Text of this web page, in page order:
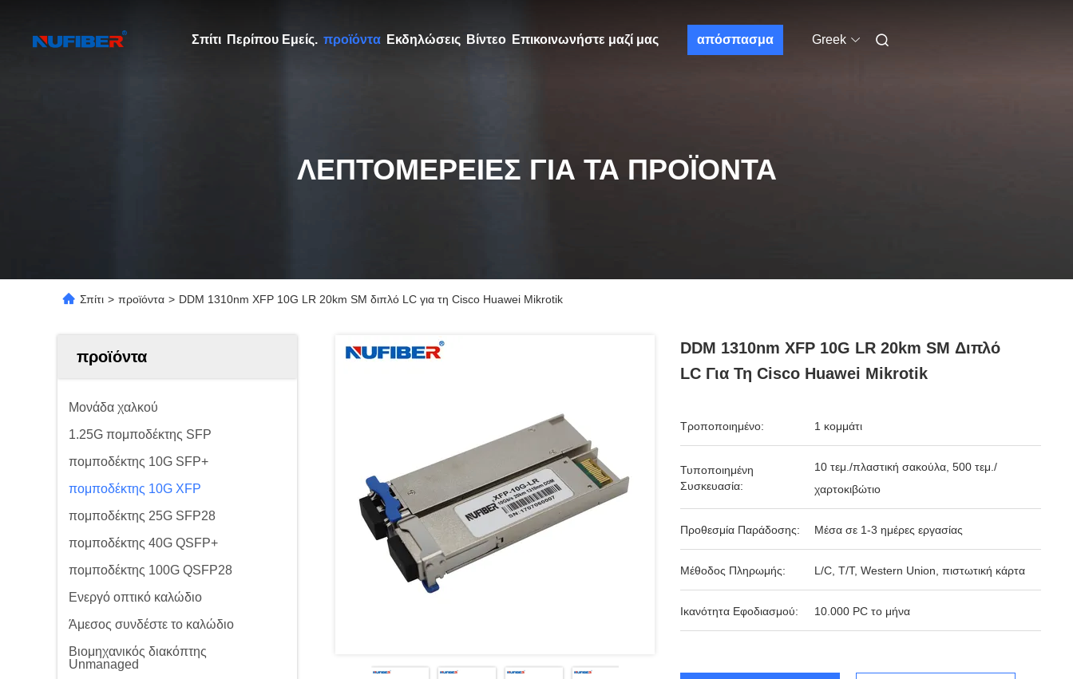
Σπίτι Περίπου Εμείς. προϊόντα Εκδηλώσεις Βίντεο Επικοινωνήστε μαζί μας απόσπασμα Greek
ΛΕΠΤΟΜΈΡΕΙΕΣ ΓΙΑ ΤΑ ΠΡΟΪΌΝΤΑ
Σπίτι > προϊόντα > DDM 1310nm XFP 10G LR 20km SM διπλό LC για τη Cisco Huawei Mikrotik
προϊόντα
Μονάδα χαλκού
1.25G πομποδέκτης SFP
πομποδέκτης 10G SFP+
πομποδέκτης 10G XFP
πομποδέκτης 25G SFP28
πομποδέκτης 40G QSFP+
πομποδέκτης 100G QSFP28
Ενεργό οπτικό καλώδιο
Άμεσος συνδέστε το καλώδιο
Βιομηχανικός διακόπτης
Unmanaged
DDM 1310nm XFP 10G LR 20km SM Διπλό
LC Για Τη Cisco Huawei Mikrotik
Τροποποιημένο: 1 κομμάτι
Τυποποιημένη
Συσκευασία:
10 τεμ./πλαστική σακούλα, 500 τεμ./
χαρτοκιβώτιο
Προθεσμία Παράδοσης: Μέσα σε 1-3 ημέρες εργασίας
Μέθοδος Πληρωμής: L/C, T/T, Western Union, πιστωτική κάρτα
Ικανότητα Εφοδιασμού: 10.000 PC το μήνα